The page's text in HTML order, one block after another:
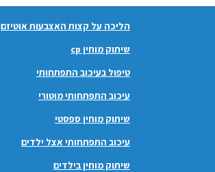
הליכה על קצות האצבעות אוטיזם
שיתוק מוחין cp
טיפול בעיכוב התפתחותי
עיכוב התפתחותי מוטורי
שיתוק מוחין ספסטי
עיכוב התפתחותי אצל ילדים
שיתוק מוחין בילדים